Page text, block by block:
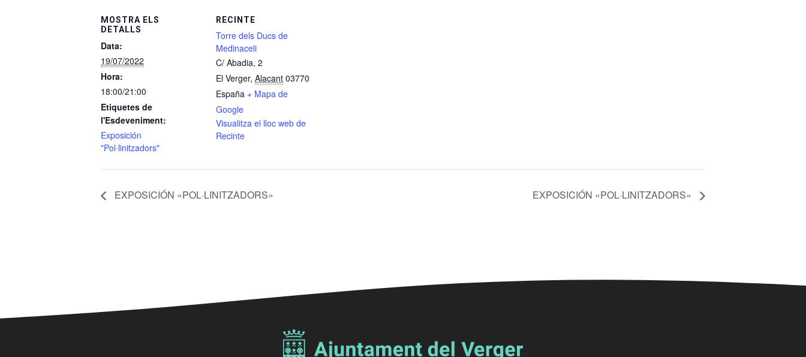
MOSTRA ELS
DETALLS
Data:
19/07/2022
Hora:
18:00/21:00
Etiquetes de
l'Esdeveniment:
Exposición
"Pol·linitzadors"
RECINTE
Torre dels Ducs de
Medinaceli
C/ Abadia, 2
El Verger, Alacant 03770
España + Mapa de
Google
Visualitza el lloc web de
Recinte
EXPOSICIÓN «POL·LINITZADORS» EXPOSICIÓN «POL·LINITZADORS»